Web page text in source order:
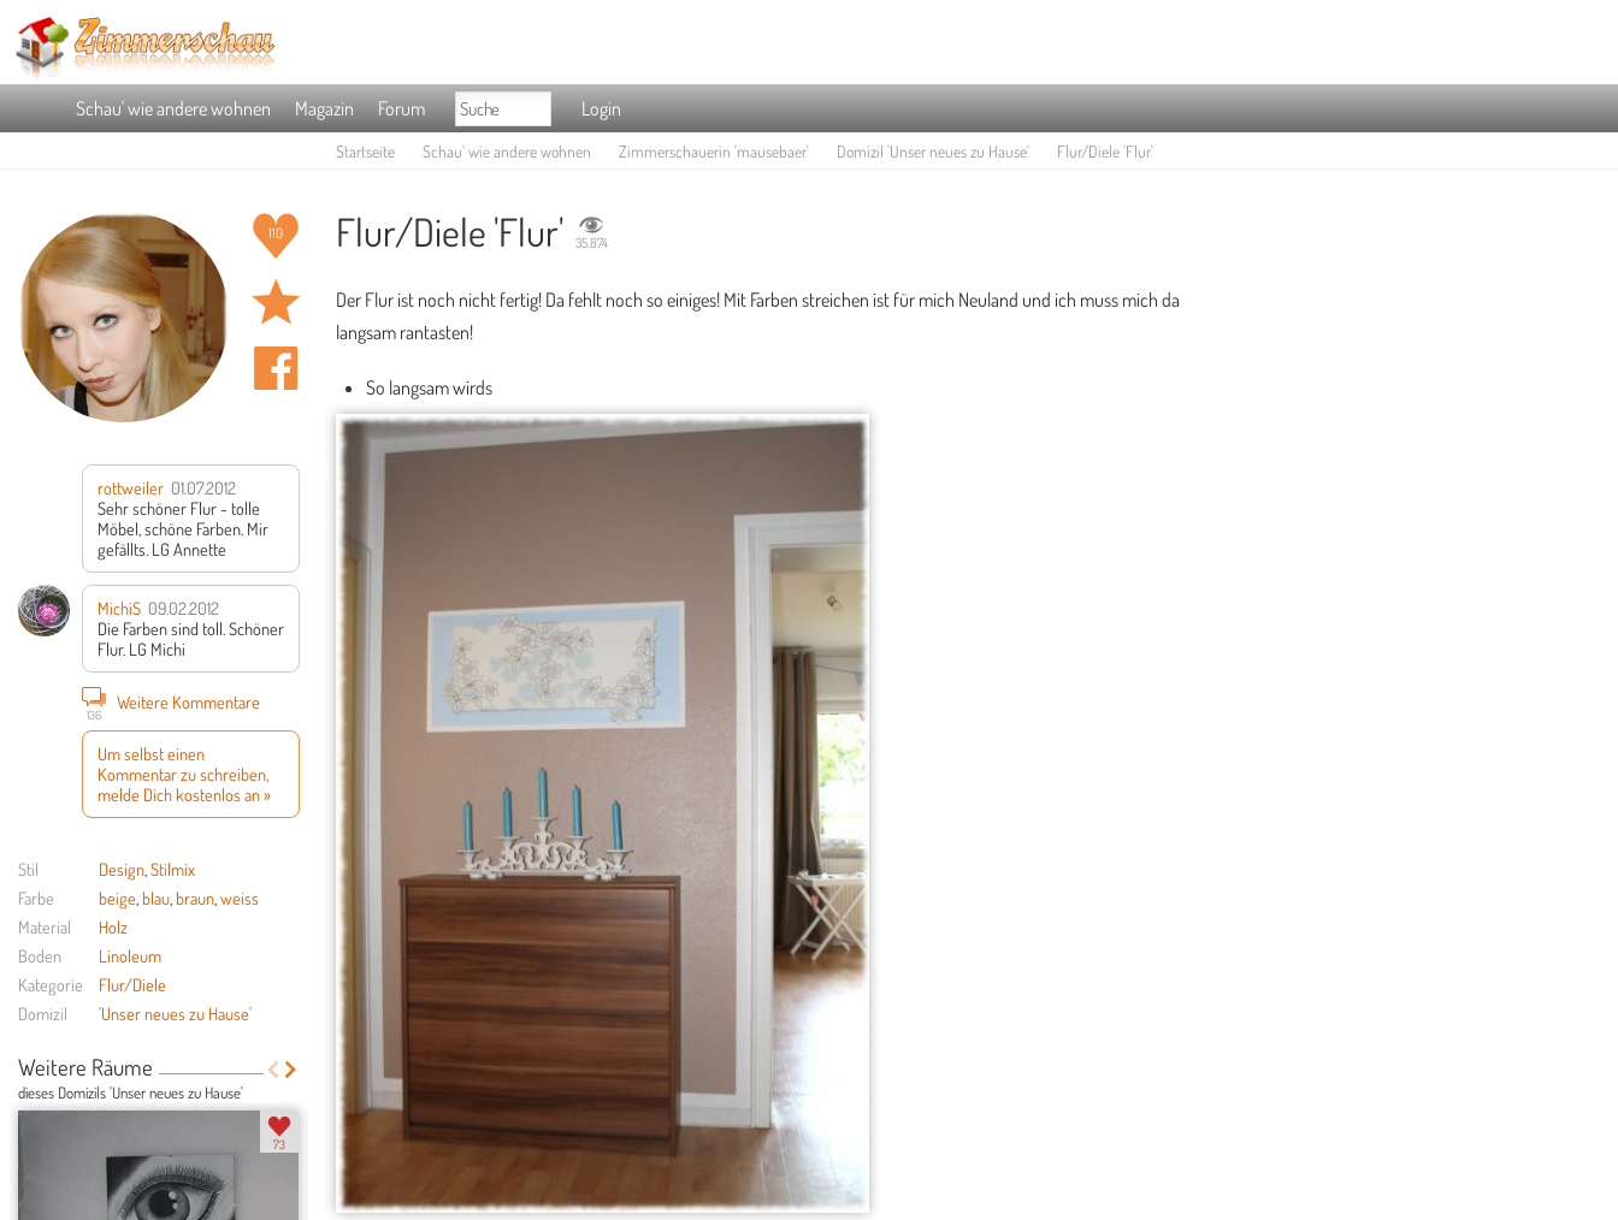
Schau' wie andere wohnen Magazin Forum Login
Startseite Schau' wie andere wohnen Zimmerschauerin 'mausebaer' Domizil 'Unser neues zu Hause' Flur/Diele 'Flur'
110
rottweiler 01.07.2012
Sehr schöner Flur - tolle
Möbel, schöne Farben. Mir
gefällts. LG Annette
MichiS 09.02.2012
Die Farben sind toll. Schöner
Flur. LG Michi
136
Weitere Kommentare
Um selbst einen
Kommentar zu schreiben,
melde Dich kostenlos an »
Stil Design,Stilmix
Farbe
beige,blau,braun,weiss
Material
Holz
Boden
Linoleum
Kategorie
Flur/Diele
Domizil
'Unser neues zu Hause'
Weitere Räume
dieses Domizils 'Unser neues zu Hause'
73
Flur/Diele 'Flur' 35.874
Der Flur ist noch nicht fertig! Da fehlt noch so einiges! Mit Farben streichen ist für mich Neuland und ich muss mich da
langsam rantasten!
So langsam wirds